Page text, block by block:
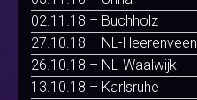
02.11.18 – Buchholz
27.10.18 – NL-Heerenveen
26.10.18 – NL-Waalwijk
13.10.18 – Karlsruhe